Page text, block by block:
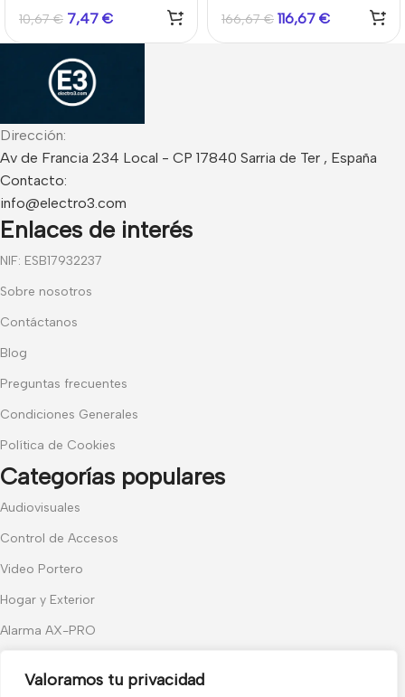
Valoramos tu privacidad
10,67€ 7,47 €
Caja + Placa + Fuente
alimentación
166,67€ 116,67 €
Dirección:
Av de Francia 234 Local - CP 17840 Sarria de Ter , España
Contacto:
info@electro3.com
Enlaces de interés
NIF: ESB17932237
Sobre nosotros
Contáctanos
Blog
Preguntas frecuentes
Condiciones Generales
Política de Cookies
Categorías populares
Audiovisuales
Control de Accesos
Video Portero
Hogar y Exterior
Alarma AX-PRO